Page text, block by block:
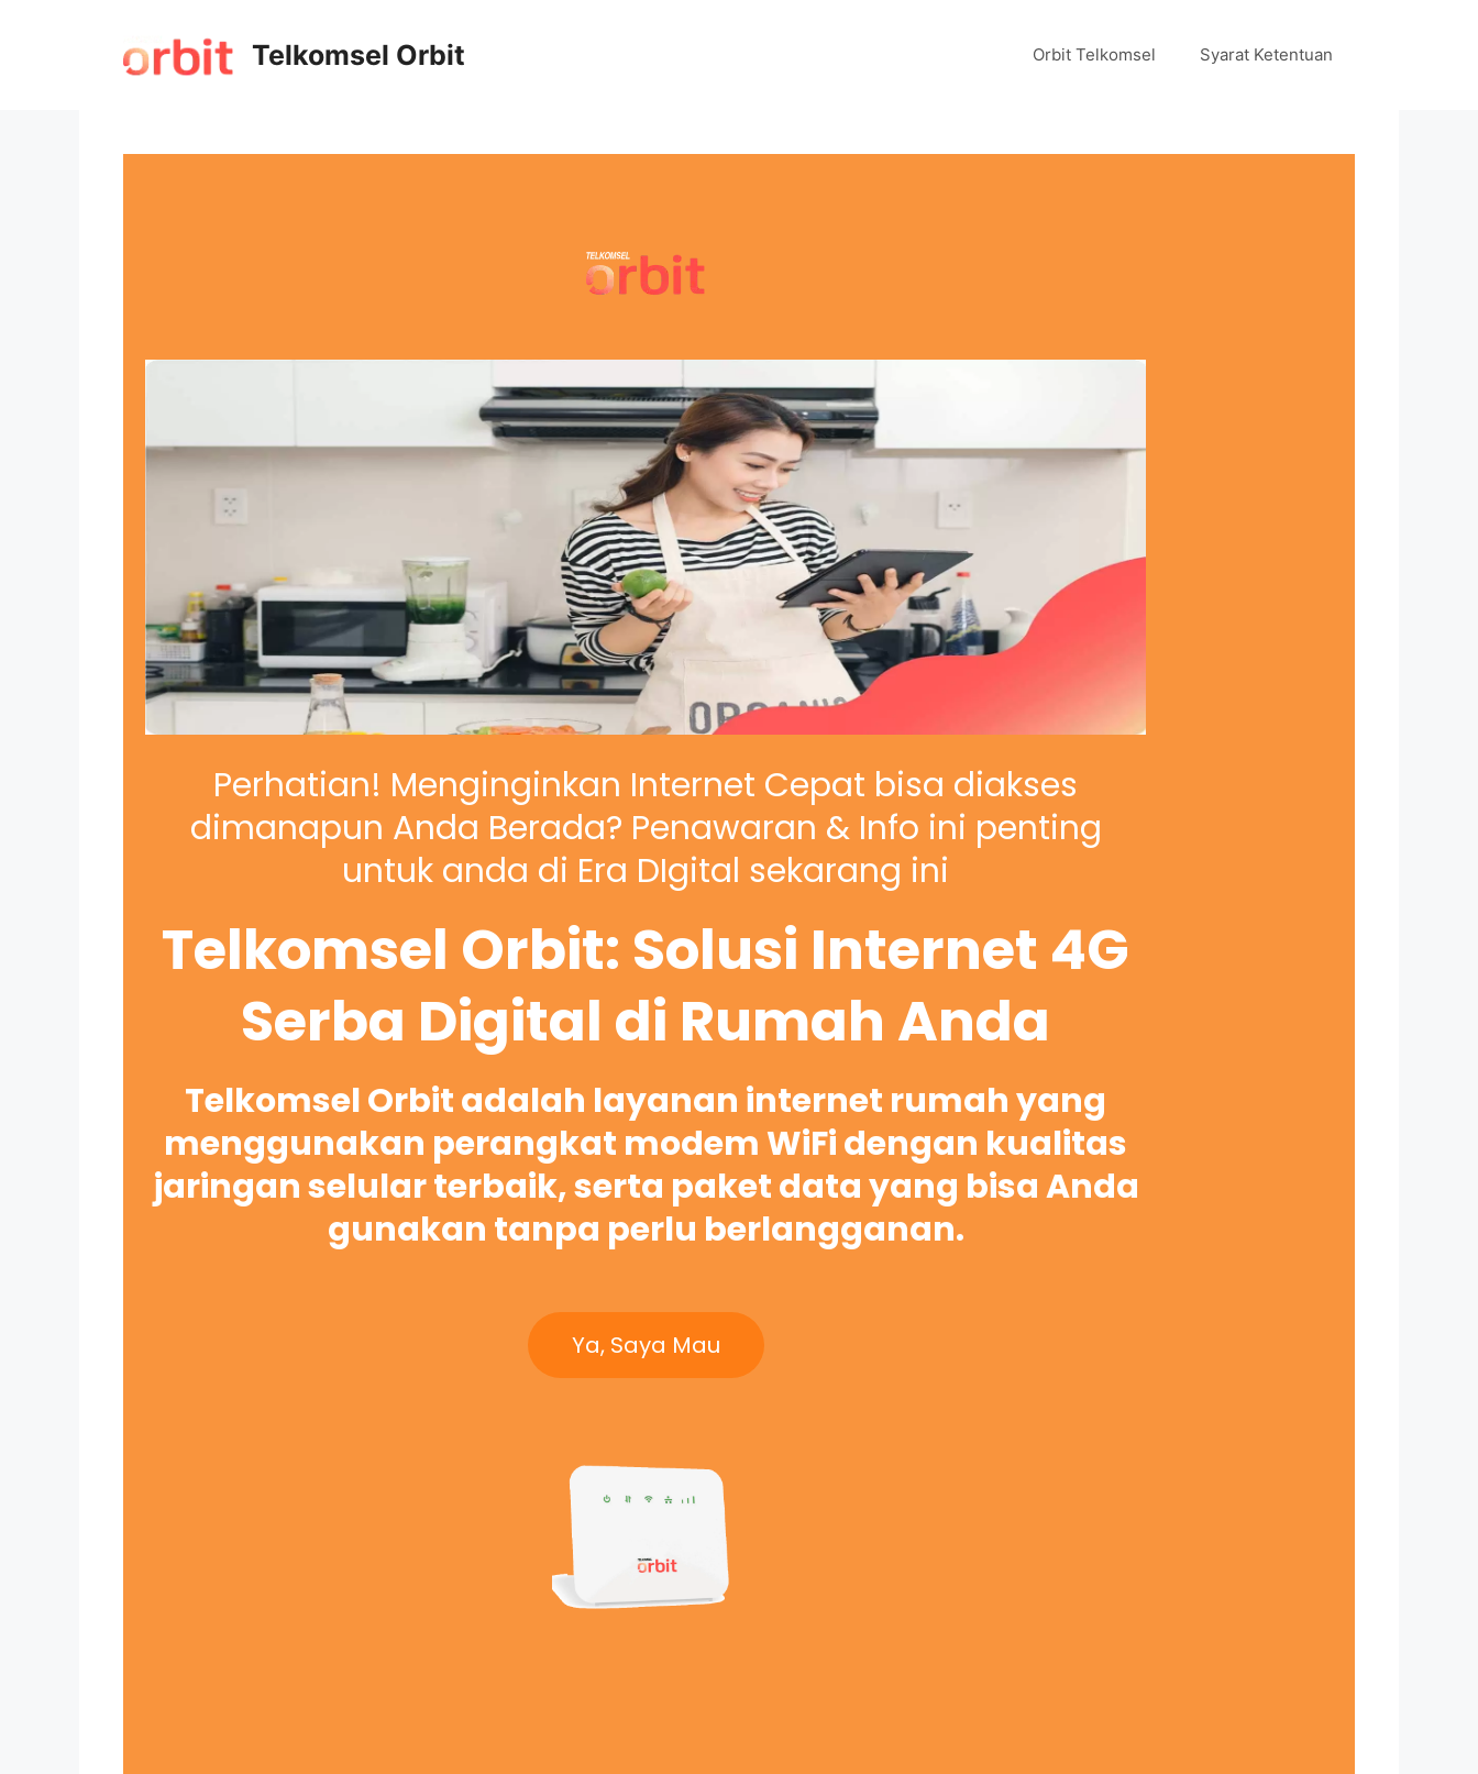
Telkomsel Orbit Orbit Telkomsel Syarat Ketentuan
Perhatian! Menginginkan Internet Cepat bisa diakses
dimanapun Anda Berada? Penawaran & Info ini penting
untuk anda di Era DIgital sekarang ini
Telkomsel Orbit: Solusi Internet 4G
Serba Digital di Rumah Anda
Telkomsel Orbit adalah layanan internet rumah yang
menggunakan perangkat modem WiFi dengan kualitas
jaringan selular terbaik, serta paket data yang bisa Anda
gunakan tanpa perlu berlangganan.
Ya, Saya Mau